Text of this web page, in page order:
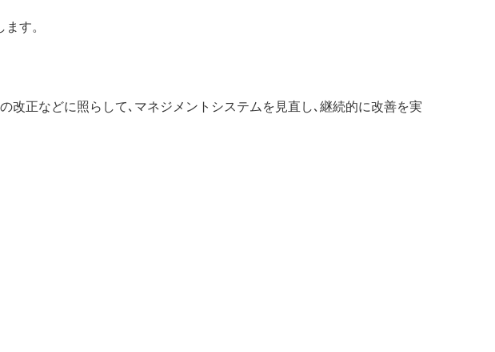
す。
正などに照らして､マネジメントシステムを見直し､継続的に改善を実